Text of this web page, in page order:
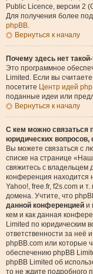
Public Licence, версии 2
Для получения более
phpBB.
Вернуться к началу
Почему здесь нет
Это программное
Limited. Если вы
посетите Центр идей
поданные идеи или
Вернуться к началу
С кем можно связаться
юридических вопросов,
Вы можете связаться с
списке на странице
свяжитесь с владельцем
конференция находится
Yahoo!, free.fr, f2s.com и
домена. Учтите, что
данной конференцией и
кем и как данная
Limited по юридическим
ответственности за неё
phpBB.com или которые
обеспечению phpBB
phpBB Limited об
то не ждите подробного